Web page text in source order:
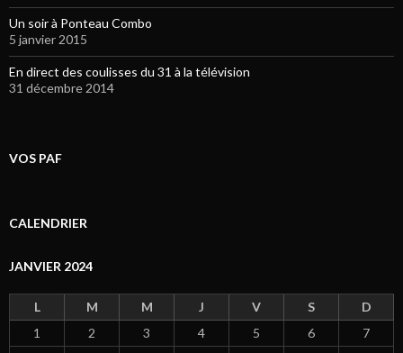
Un soir à Ponteau Combo
5 janvier 2015
En direct des coulisses du 31 à la télévision
31 décembre 2014
VOS PAF
CALENDRIER
JANVIER 2024
L M M J V S
D
1
2 3 4 5 6
7